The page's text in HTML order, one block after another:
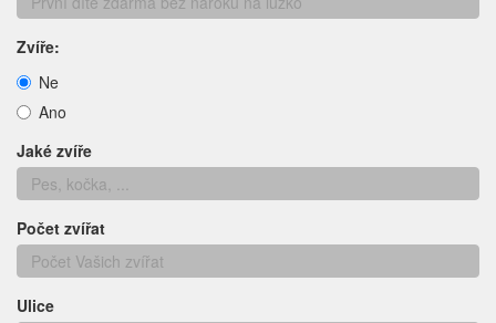
Zvíře:
Ne
Ano
Jaké zvíře
Počet zvířat
Ulice